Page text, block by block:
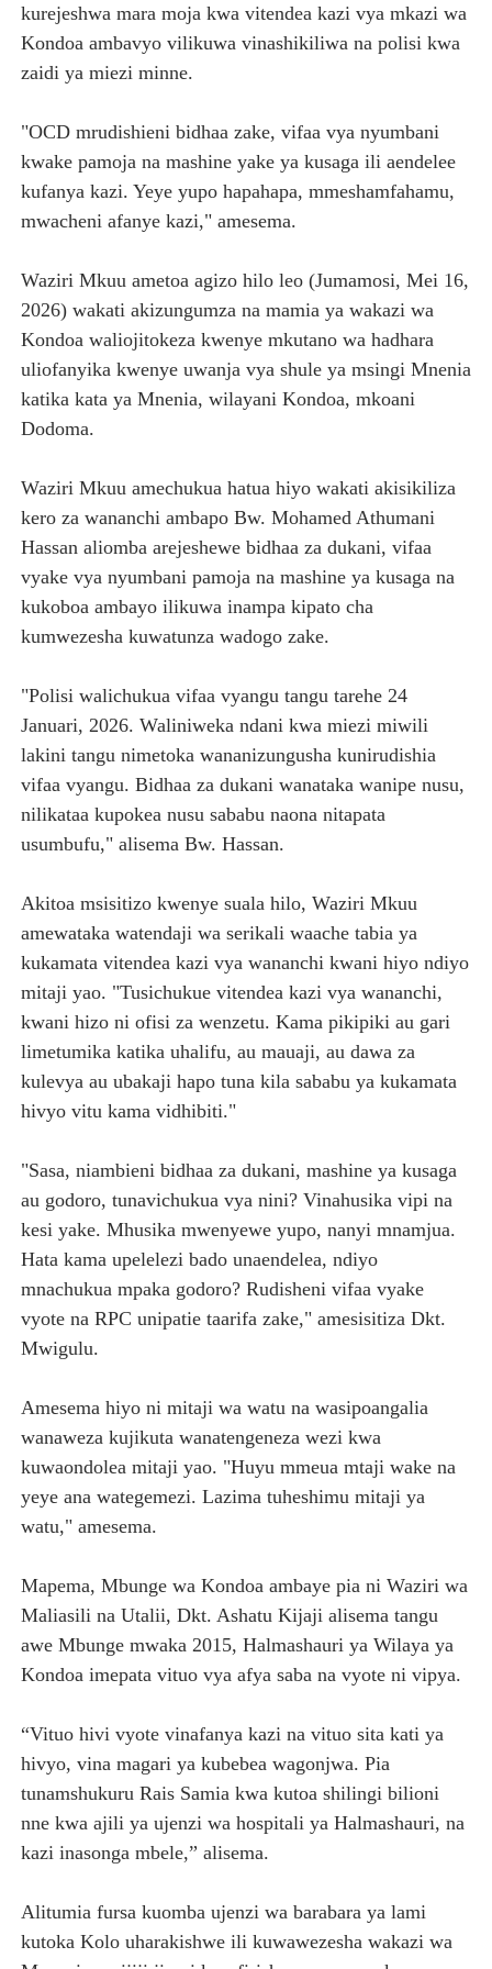
TBS YAHIMIZA WAJASIRIAMALI KUTHIBITISHA UBORA
WATOTO WAFUNDISHWE KUPINGA RUSHWA WAKIWA
WAFANYABIASHARA WA MADUKA YA SIMU KARIAKOO
REA YATOA SOMO LA NISHATI SAFI YA KUPIKIA KWA
THBUB YAENDELEA KUTOA ELIMU KWA WANANCHI
kurejeshwa mara moja kwa vitendea kazi vya mkazi wa
Kondoa ambavyo vilikuwa vinashikiliwa na polisi kwa
zaidi ya miezi minne.
"OCD mrudishieni bidhaa zake, vifaa vya nyumbani
kwake pamoja na mashine yake ya kusaga ili aendelee
kufanya kazi. Yeye yupo hapahapa, mmeshamfahamu,
mwacheni afanye kazi," amesema.
Waziri Mkuu ametoa agizo hilo leo (Jumamosi, Mei 16,
2026) wakati akizungumza na mamia ya wakazi wa
Kondoa waliojitokeza kwenye mkutano wa hadhara
uliofanyika kwenye uwanja vya shule ya msingi Mnenia
katika kata ya Mnenia, wilayani Kondoa, mkoani
Dodoma.
Waziri Mkuu amechukua hatua hiyo wakati akisikiliza
kero za wananchi ambapo Bw. Mohamed Athumani
Hassan aliomba arejeshewe bidhaa za dukani, vifaa
vyake vya nyumbani pamoja na mashine ya kusaga na
kukoboa ambayo ilikuwa inampa kipato cha
kumwezesha kuwatunza wadogo zake.
"Polisi walichukua vifaa vyangu tangu tarehe 24
Januari, 2026. Waliniweka ndani kwa miezi miwili
lakini tangu nimetoka wananizungusha kunirudishia
vifaa vyangu. Bidhaa za dukani wanataka wanipe nusu,
nilikataa kupokea nusu sababu naona nitapata
usumbufu," alisema Bw. Hassan.
Akitoa msisitizo kwenye suala hilo, Waziri Mkuu
amewataka watendaji wa serikali waache tabia ya
kukamata vitendea kazi vya wananchi kwani hiyo ndiyo
mitaji yao. "Tusichukue vitendea kazi vya wananchi,
kwani hizo ni ofisi za wenzetu. Kama pikipiki au gari
limetumika katika uhalifu, au mauaji, au dawa za
kulevya au ubakaji hapo tuna kila sababu ya kukamata
hivyo vitu kama vidhibiti."
"Sasa, niambieni bidhaa za dukani, mashine ya kusaga
au godoro, tunavichukua vya nini? Vinahusika vipi na
kesi yake. Mhusika mwenyewe yupo, nanyi mnamjua.
Hata kama upelelezi bado unaendelea, ndiyo
mnachukua mpaka godoro? Rudisheni vifaa vyake
vyote na RPC unipatie taarifa zake," amesisitiza Dkt.
Mwigulu.
Amesema hiyo ni mitaji wa watu na wasipoangalia
wanaweza kujikuta wanatengeneza wezi kwa
kuwaondolea mitaji yao. "Huyu mmeua mtaji wake na
yeye ana wategemezi. Lazima tuheshimu mitaji ya
watu," amesema.
Mapema, Mbunge wa Kondoa ambaye pia ni Waziri wa
Maliasili na Utalii, Dkt. Ashatu Kijaji alisema tangu
awe Mbunge mwaka 2015, Halmashauri ya Wilaya ya
Kondoa imepata vituo vya afya saba na vyote ni vipya.
“Vituo hivi vyote vinafanya kazi na vituo sita kati ya
hivyo, vina magari ya kubebea wagonjwa. Pia
tunamshukuru Rais Samia kwa kutoa shilingi bilioni
nne kwa ajili ya ujenzi wa hospitali ya Halmashauri, na
kazi inasonga mbele,” alisema.
Alitumia fursa kuomba ujenzi wa barabara ya lami
kutoka Kolo uharakishwe ili kuwawezesha wakazi wa